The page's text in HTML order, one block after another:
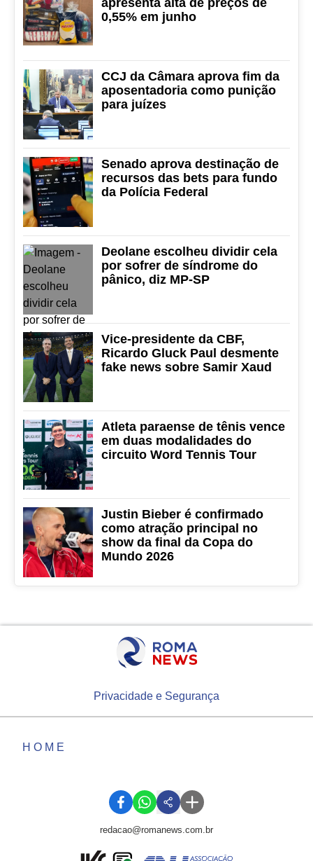
apresenta alta de preços de
0,55% em junho
CCJ da Câmara aprova fim da
aposentadoria como punição
para juízes
Senado aprova destinação de
recursos das bets para fundo
da Polícia Federal
Deolane escolheu dividir cela
por sofrer de síndrome do
pânico, diz MP-SP
Vice-presidente da CBF,
Ricardo Gluck Paul desmente
fake news sobre Samir Xaud
Atleta paraense de tênis vence
em duas modalidades do
circuito Word Tennis Tour
Justin Bieber é confirmado
como atração principal no
show da final da Copa do
Mundo 2026
Privacidade e Segurança
HOME
redacao@romanews.com.br